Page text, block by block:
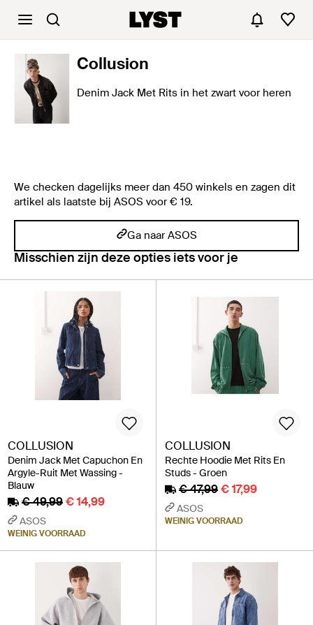
Collusion
Denim Jack Met Rits in het zwart voor heren
We checken dagelijks meer dan 450 winkels en zagen dit
artikel als laatste bij ASOS voor € 19.
Ga naar ASOS
Misschien zijn deze opties iets voor je
COLLUSION
Denim Jack Met Capuchon En
Argyle-Ruit Met Wassing -
Blauw
€ 49,99€ 14,99
ASOS
WEINIG VOORRAAD
COLLUSION
Rechte Hoodie Met Rits En
Studs - Groen
€ 47,99€ 17,99
ASOS
WEINIG VOORRAAD